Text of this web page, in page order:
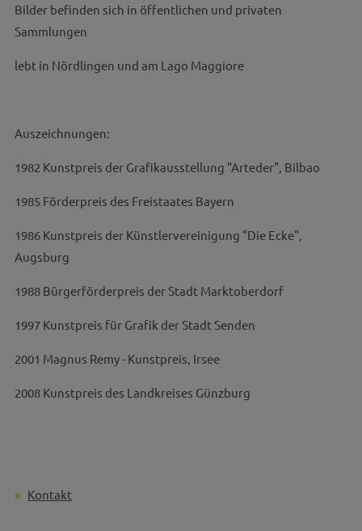
Bilder befinden sich in öffentlichen und privaten
Sammlungen
lebt in Nördlingen und am Lago Maggiore
Auszeichnungen:
1982 Kunstpreis der Grafikausstellung "Arteder", Bilbao
1985 Förderpreis des Freistaates Bayern
1986 Kunstpreis der Künstlervereinigung "Die Ecke",
Augsburg
1988 Bürgerförderpreis der Stadt Marktoberdorf
1997 Kunstpreis für Grafik der Stadt Senden
2001 Magnus Remy - Kunstpreis, Irsee
2008 Kunstpreis des Landkreises Günzburg
Kontakt